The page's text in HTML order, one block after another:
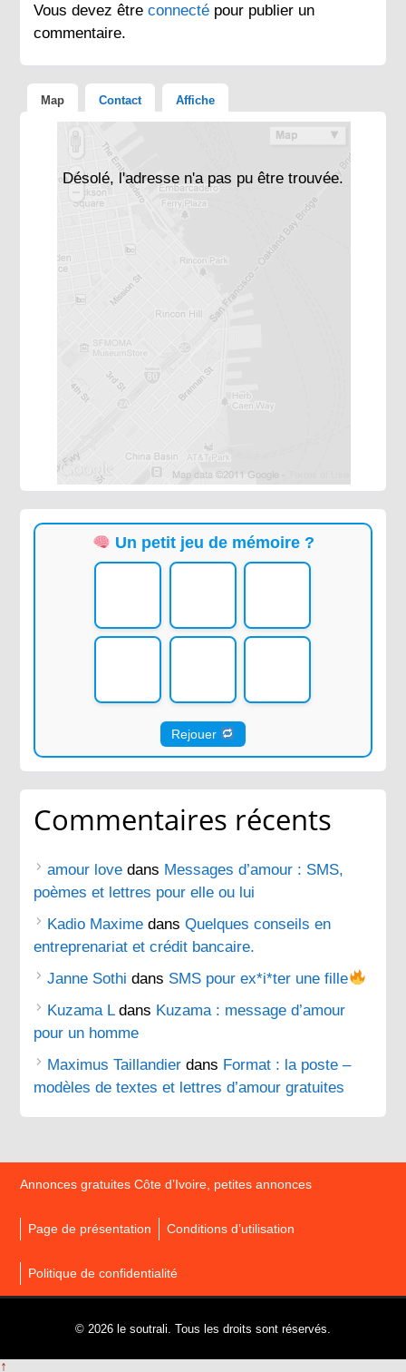
Vous devez êtreconnecté pour publier un
commentaire.
Map Contact Affiche
Désolé, l'adresse n'a pas pu être trouvée.
Un petit jeu de mémoire ?
Rejouer
Commentaires récents
amour love dans Messages d’amour : SMS,
poèmes et lettres pour elle ou lui
Kadio Maxime dansQuelques conseils en
entreprenariat et crédit bancaire.
Janne Sothi dans SMS pour ex*i*ter une fille
Kuzama Ldans Kuzama : message d’amour
pour un homme
Maximus Taillandier dans Format : la poste –
modèles de textes et lettres d’amour gratuites
Annonces gratuites Côte d’Ivoire, petites annonces
Page de présentation Conditions d’utilisation
Politique de confidentialité
© 2026 le soutrali. Tous les droits sont réservés.
↑